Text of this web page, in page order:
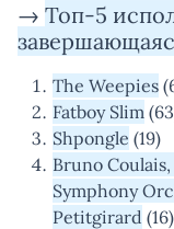
→ Топ-5
The Weepies
Fatboy Slim
Shpongle (19)
Bruno
Symphony
Petitgirard (16)